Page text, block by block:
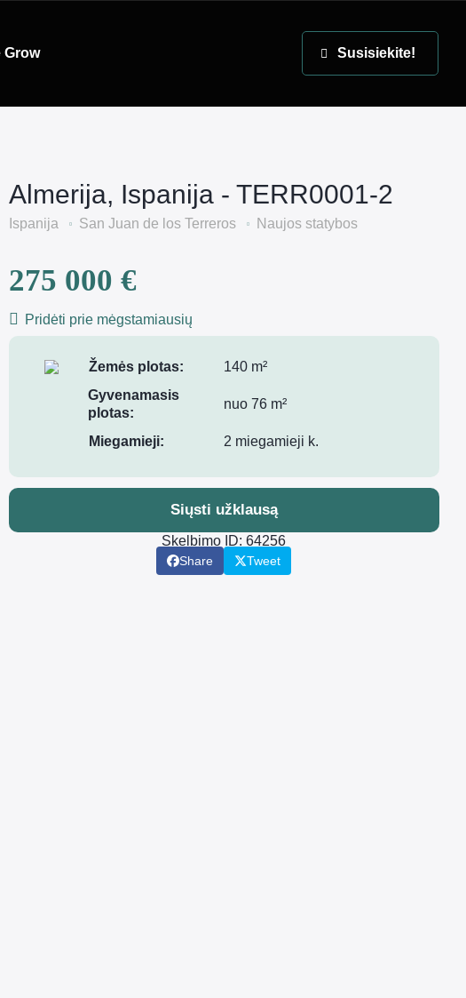
Grow Susisiekite!
Almerija, Ispanija - TERR0001-2
Ispanija San Juan de los Terreros Naujos statybos
275 000 €
Pridėti prie mėgstamiausių
Žemės plotas:
140 m²
Gyvenamasis
plotas:
nuo 76 m²
Miegamieji: 2 miegamieji k.
Siųsti užklausą
Skelbimo ID: 64256
Share Tweet